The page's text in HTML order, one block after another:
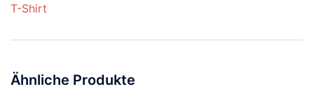
T-Shirt
Ähnliche Produkte